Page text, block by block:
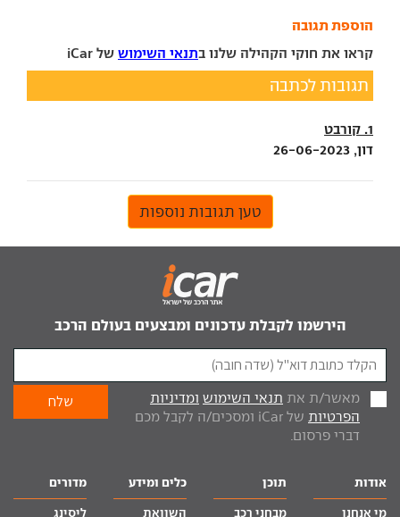
הוספת תגובה
קראו את חוקי הקהילה שלנו בתנאי השימוש של iCar
תגובות לכתבה
1. קורבט
דון, 26-06-2023
טען תגובות נוספות
הירשמו לקבלת עדכונים ומבצעים בעולם הרכב
מאשר/ת את תנאי השימוש ומדיניות
הפרטיות
של iCar ומסכים/ה לקבל מכם
דברי פרסום.
אודות
מי אנחנו
תוכן
מבחני רכב
כלים ומידע
השוואת
מדורים
ליסינג